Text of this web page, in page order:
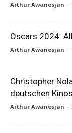
Arthur Awanesjan -
Oscars 2024:
Arthur Awanesjan -
Christopher
deutschen
Arthur Awanesjan -